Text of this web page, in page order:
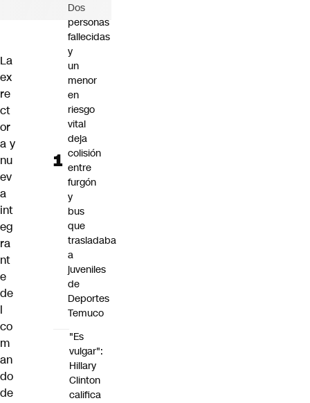
La
ex
re
ct
or
a y
nu
ev
a
int
eg
ra
nt
e
de
l
co
m
an
do
de
Dos
personas
fallecidas
y
un
menor
en
riesgo
vital
deja
colisión
entre
furgón
y
bus
que
trasladaba
a
juveniles
de
Deportes
Temuco
"Es
vulgar":
Hillary
Clinton
califica